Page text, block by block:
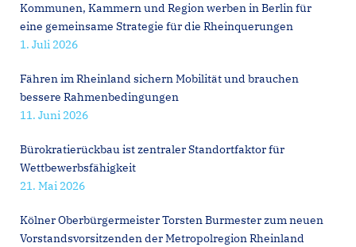
Kommunen, Kammern und Region werben in Berlin für
eine gemeinsame Strategie für die Rheinquerungen
1. Juli 2026
Fähren im Rheinland sichern Mobilität und brauchen
bessere Rahmenbedingungen
11. Juni 2026
Bürokratierückbau ist zentraler Standortfaktor für
Wettbewerbsfähigkeit
21. Mai 2026
Kölner Oberbürgermeister Torsten Burmester zum neuen
Vorstandsvorsitzenden der Metropolregion Rheinland